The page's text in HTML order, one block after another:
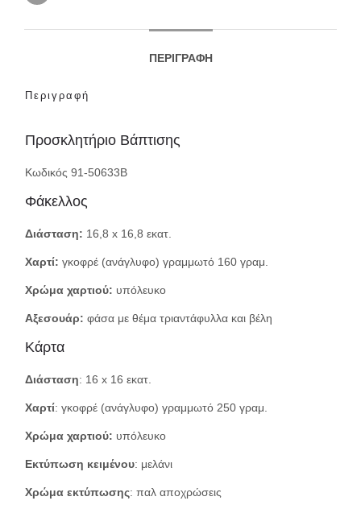
ΠΕΡΙΓΡΑΦΉ
Περιγραφή
Προσκλητήριο Βάπτισης
Κωδικός 91-50633Β
Φάκελλος
Διάσταση: 16,8 x 16,8 εκατ.
Χαρτί: γκοφρέ (ανάγλυφο) γραμμωτό 160 γραμ.
Χρώμα χαρτιού: υπόλευκο
Αξεσουάρ: φάσα με θέμα τριαντάφυλλα και βέλη
Κάρτα
Διάσταση: 16 x 16 εκατ.
Χαρτί: γκοφρέ (ανάγλυφο) γραμμωτό 250 γραμ.
Χρώμα χαρτιού: υπόλευκο
Εκτύπωση κειμένου: μελάνι
Χρώμα εκτύπωσης: παλ αποχρώσεις